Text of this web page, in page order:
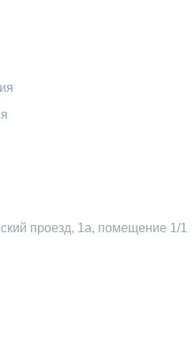
проезд, 1а, помещение 1/1